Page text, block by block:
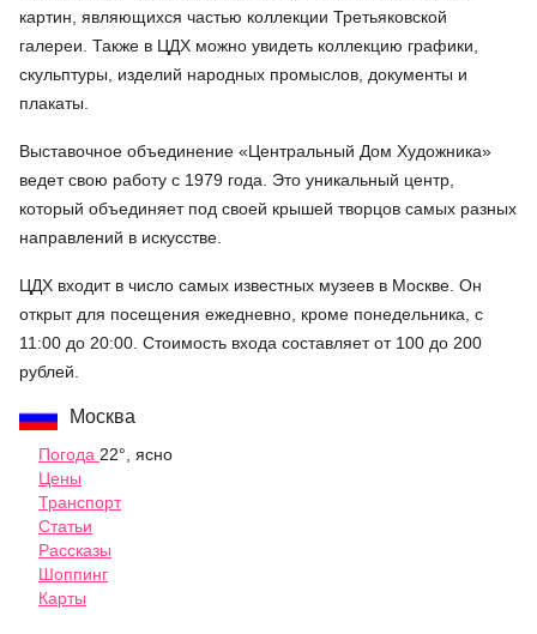
картин, являющихся частью коллекции Третьяковской
галереи. Также в ЦДХ можно увидеть коллекцию графики,
скульптуры, изделий народных промыслов, документы и
плакаты.
Выставочное объединение «Центральный Дом Художника»
ведет свою работу с 1979 года. Это уникальный центр,
который объединяет под своей крышей творцов самых разных
направлений в искусстве.
ЦДХ входит в число самых известных музеев в Москве. Он
открыт для посещения ежедневно, кроме понедельника, с
11:00 до 20:00. Стоимость входа составляет от 100 до 200
рублей.
Москва
Погода 22°, ясно
Цены
Транспорт
Статьи
Рассказы
Шоппинг
Карты